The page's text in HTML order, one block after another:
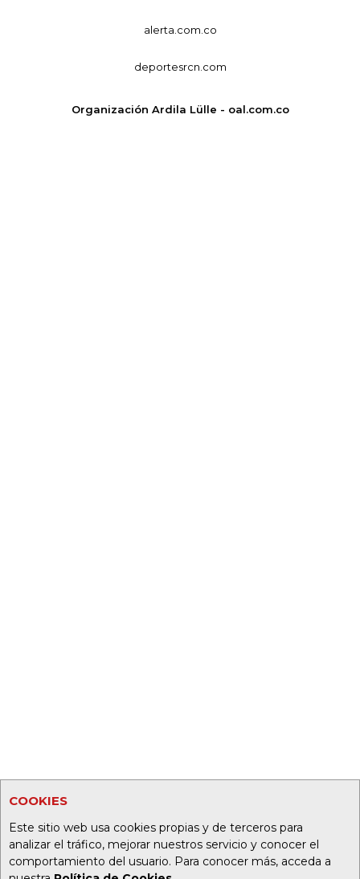
COOKIES
Este sitio web usa cookies propias y de terceros para
analizar el tráfico, mejorar nuestros servicio y conocer el
comportamiento del usuario. Para conocer más, acceda a
alerta.com.co
deportesrcn.com
Organización Ardila Lülle - oal.com.co